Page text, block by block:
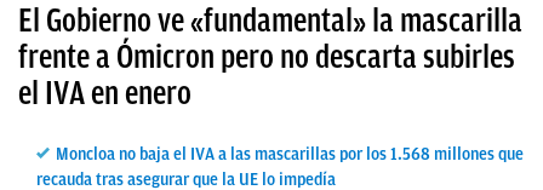
El Gobierno ve «fundamental» la mascarilla
frente a Ómicron pero no descarta subirles
el IVA en enero
Moncloa no baja el IVA a las mascarillas por los 1.568 millones que
recauda tras asegurar que la UE lo impedía